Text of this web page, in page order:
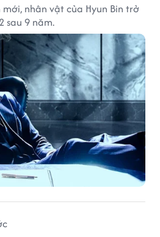
nhân vật của Hyun Bin trở
sau 9 năm.